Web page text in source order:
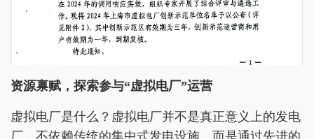
资源禀赋，探索参与“虚拟电厂”运营
虚拟电厂是什么？虚拟电厂并不是真正意义上的发电